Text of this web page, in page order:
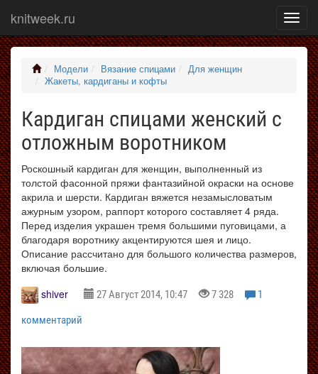
меню
knitweek.ru
Модели Вязание спицами
Для женщин
Жакеты, кардиганы и кофты
Кардиган спицами женский с
отложным воротником
Роскошный кардиган для женщин, выполненный из
толстой фасонной пряжи фантазийной окраски на основе
акрила и шерсти. Кардиган вяжется незамысловатым
ажурным узором, раппорт которого составляет 4 ряда.
Перед изделия украшен тремя большими пуговицами, а
благодаря воротнику акцентируются шея и лицо.
Описание рассчитано для большого количества размеров,
включая большие.
shiver
27 Август 2014, 10:47 7 328
1
комментарий